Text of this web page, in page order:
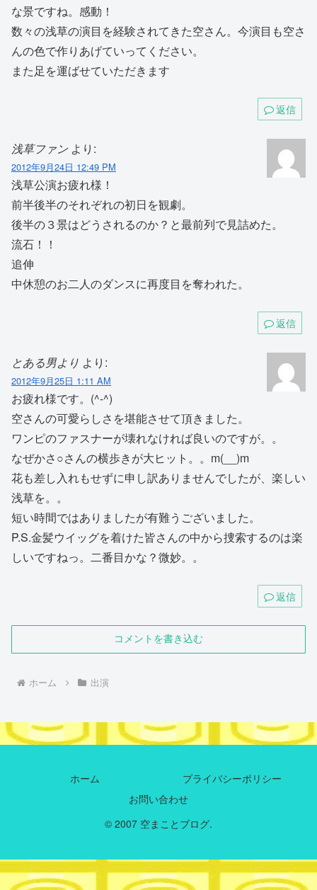
な景ですね。感動！
数々の浅草の演目を経験されてきた空さん。今演目も空さ
んの色で作りあげていってください。
また足を運ばせていただきます
返信
浅草ファン より:
2012年9月24日 12:49 PM
浅草公演お疲れ様！
前半後半のそれぞれの初日を観劇。
後半の３景はどうされるのか？と最前列で見詰めた。
流石！！
追伸
中休憩のお二人のダンスに再度目を奪われた。
返信
とある男より より:
2012年9月25日 1:11 AM
お疲れ様です。(^-^)
空さんの可愛らしさを堪能させて頂きました。
ワンピのファスナーが壊れなければ良いのですが。。
なぜかさ○さんの横歩きが大ヒット。。m(__)m
花も差し入れもせずに申し訳ありませんでしたが、楽しい
浅草を。。
短い時間ではありましたが有難うございました。
P.S.金髪ウイッグを着けた皆さんの中から捜索するのは楽
しいですねっ。二番目かな？微妙。。
返信
コメントを書き込む
ホーム 出演
ホーム
プライバシーポリシー
お問い合わせ
© 2007 空まことブログ.